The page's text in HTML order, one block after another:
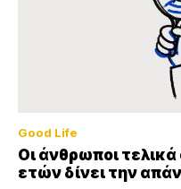
Good Life
Οι άνθρωποι
ετών δίνει την